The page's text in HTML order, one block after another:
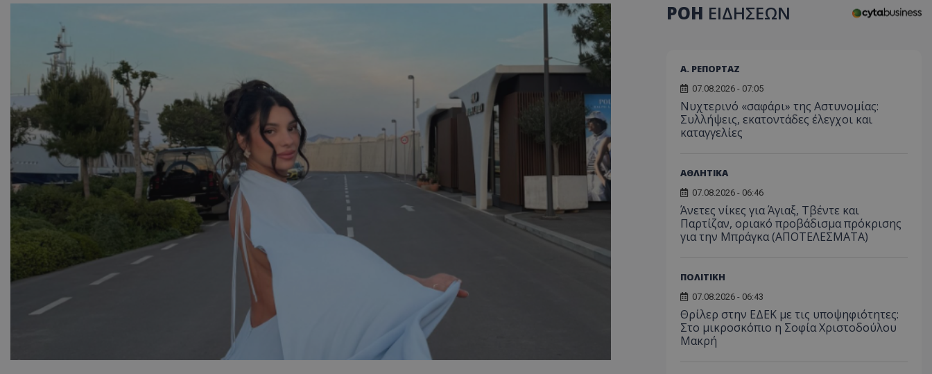
ΡΟΗ ΕΙΔΗΣΕΩΝ
Α. ΡΕΠΟΡΤΑΖ
07.08.2026 - 07:05
Νυχτερινό «σαφάρι» της Αστυνομίας:
Συλλήψεις, εκατοντάδες έλεγχοι και
καταγγελίες
ΑΘΛΗΤΙΚΑ
07.08.2026 - 06:46
Άνετες νίκες για Άγιαξ, Τβέντε και
Παρτίζαν, οριακό προβάδισμα πρόκρισης
για την Μπράγκα (ΑΠΟΤΕΛΕΣΜΑΤΑ)
ΠΟΛΙΤΙΚΗ
07.08.2026 - 06:43
Θρίλερ στην ΕΔΕΚ με τις υποψηφιότητες:
Στο μικροσκόπιο η Σοφία Χριστοδούλου
Μακρή